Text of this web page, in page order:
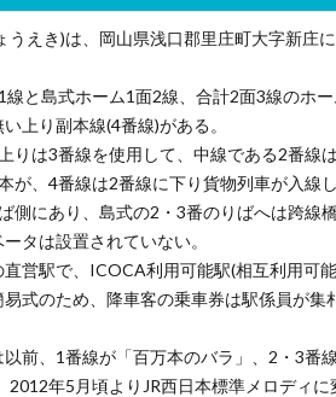
うえき)は、岡山県浅口郡里庄町大字新庄
と島式ホーム1面2線、合計2面3線のホー
上り副本線(4番線)がある。
りは3番線を使用して、中線である2番線
が、4番線は2番線に下り貨物列車が入線
側にあり、島式の2・3番のりばへは跨線
タは設置されていない。
営駅で、ICOCA利用可能駅(相互利用可
易式のため、降車客の乗車券は駅係員が
以前、1番線が「百万本のバラ」、2・3番
2012年5月頃よりJR西日本標準メロディ